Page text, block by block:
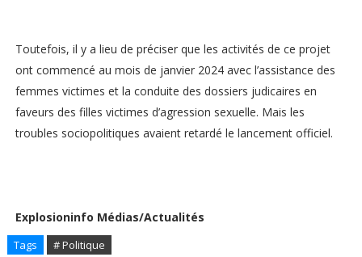
Toutefois, il y a lieu de préciser que les activités de ce projet
ont commencé au mois de janvier 2024 avec l’assistance des
femmes victimes et la conduite des dossiers judicaires en
faveurs des filles victimes d’agression sexuelle. Mais les
troubles sociopolitiques avaient retardé le lancement officiel.
Explosioninfo Médias/Actualités
Tags # Politique